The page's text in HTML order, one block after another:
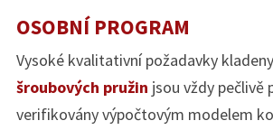
OSOBNÍ PROGRAM
Vysoké kvalitativní požadavky
šroubových pružin jsou vždy pečlivě
verifikovány výpočtovým modelem